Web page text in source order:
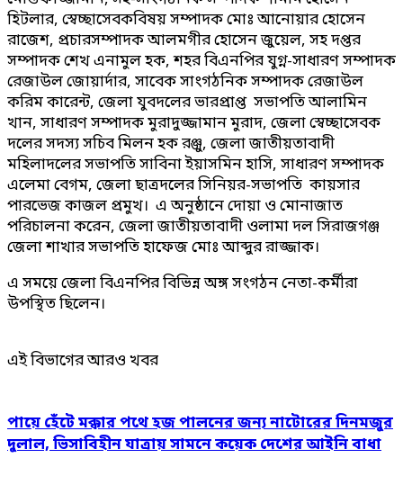
হিটলার, স্বেচ্ছাসেবকবিষয় সম্পাদক মোঃ আনোয়ার হোসেন
রাজেশ, প্রচারসম্পাদক আলমগীর হোসেন জুয়েল, সহ দপ্তর
সম্পাদক শেখ এনামুল হক, শহর বিএনপির যুগ্ন-সাধারণ সম্পাদক
রেজাউল জোয়ার্দার, সাবেক সাংগঠনিক সম্পাদক রেজাউল
করিম কারেন্ট, জেলা যুবদলের ভারপ্রাপ্ত সভাপতি আলামিন
খান, সাধারণ সম্পাদক মুরাদুজ্জামান মুরাদ, জেলা স্বেচ্ছাসেবক
দলের সদস্য সচিব মিলন হক রঞ্জু, জেলা জাতীয়তাবাদী
মহিলাদলের সভাপতি সাবিনা ইয়াসমিন হাসি, সাধারণ সম্পাদক
এলেমা বেগম, জেলা ছাত্রদলের সিনিয়র-সভাপতি কায়সার
পারভেজ কাজল প্রমুখ। এ অনুষ্ঠানে দোয়া ও মোনাজাত
পরিচালনা করেন, জেলা জাতীয়তাবাদী ওলামা দল সিরাজগঞ্জ
জেলা শাখার সভাপতি হাফেজ মোঃ আব্দুর রাজ্জাক।
এ সময়ে জেলা বিএনপির বিভিন্ন অঙ্গ সংগঠন নেতা-কর্মীরা
উপস্থিত ছিলেন।
এই বিভাগের আরও খবর
পায়ে হেঁটে মক্কার পথে হজ পালনের জন্য নাটোরের দিনমজুর
দুলাল, ভিসাবিহীন যাত্রায় সামনে কয়েক দেশের আইনি বাধা